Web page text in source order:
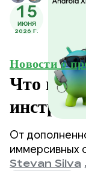
15
ИЮНЯ
2026 Г.
Новости о
Что
От
иммерсивных
стремительно
Stevan Silva ,